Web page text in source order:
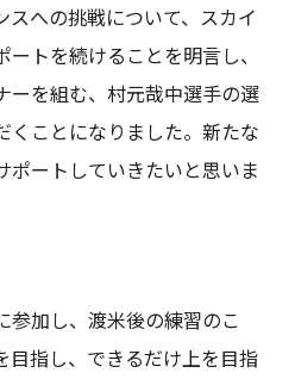
への挑戦について、スカイ
トを続けることを明言し、
ーを組む、村元哉中選手の選
くことになりました。新たな
ポートしていきたいと思いま
加し、渡米後の練習のこ
目指し、できるだけ上を目指